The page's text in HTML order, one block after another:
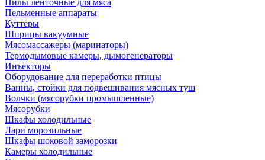
Пилы ленточные для мяса
Пельменные аппараты
Куттеры
Шприцы вакуумные
Мясомассажеры (маринаторы)
Термодымовые камеры, дымогенераторы
Инъекторы
Оборудование для переработки птицы
Ванны, стойки для подвешивания мясных туш
Волчки (мясорубки промышленные)
Мясорубки
Шкафы холодильные
Лари морозильные
Шкафы шоковой заморозки
Камеры холодильные